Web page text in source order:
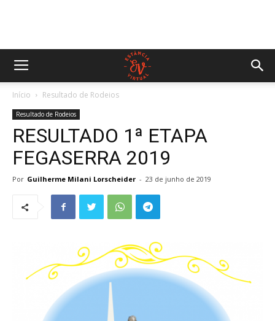
Início Resultado de Rodeios
Resultado de Rodeios
RESULTADO 1ª ETAPA
FEGASERRA 2019
Por Guilherme Milani Lorscheider - 23 de junho de 2019